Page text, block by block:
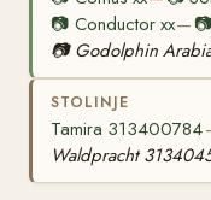
📷 Conductor xx— 📷
📷 Godolphin
STOLINJE
Tamira 313400784
Waldpracht